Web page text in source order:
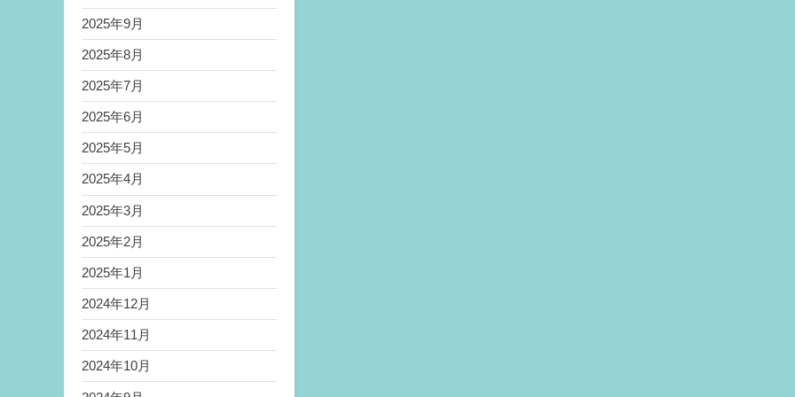
2025年9月
2025年8月
2025年7月
2025年6月
2025年5月
2025年4月
2025年3月
2025年2月
2025年1月
2024年12月
2024年11月
2024年10月